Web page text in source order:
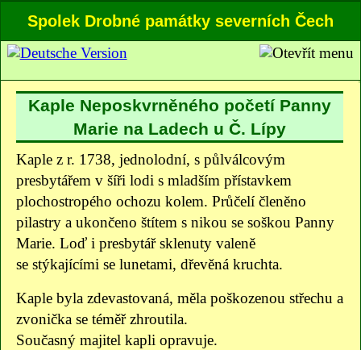
Spolek Drobné památky severních Čech
Kaple Neposkvrněného početí Panny
Marie na Ladech u Č. Lípy
Kaple z r. 1738, jednolodní, s půlválcovým
presbytářem v šíři lodi s mladším přístavkem
plochostropého ochozu kolem. Průčelí členěno
pilastry a ukončeno štítem s nikou se soškou Panny
Marie. Loď i presbytář sklenuty valeně
se stýkajícími se lunetami, dřevěná kruchta.
Kaple byla zdevastovaná, měla poškozenou střechu a
zvonička se téměř zhroutila.
Současný majitel kapli opravuje.